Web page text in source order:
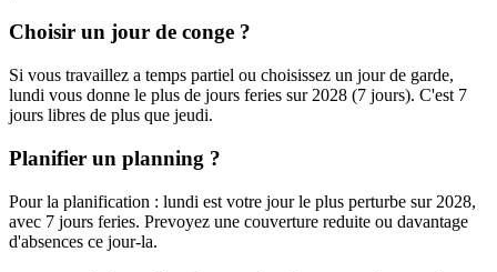
Choisir un jour de conge ?
Si vous travaillez a temps partiel ou choisissez un jour de garde,
lundi vous donne le plus de jours feries sur 2028 (7 jours). C'est 7
jours libres de plus que jeudi.
Planifier un planning ?
Pour la planification : lundi est votre jour le plus perturbe sur 2028,
avec 7 jours feries. Prevoyez une couverture reduite ou davantage
d'absences ce jour-la.